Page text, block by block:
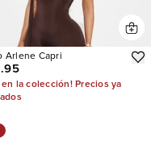
Arlene Capri
en la colección! Precios ya